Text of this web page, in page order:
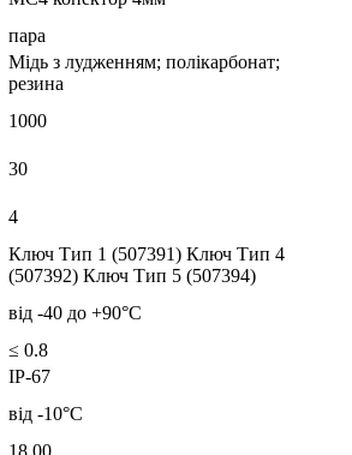
пара
Мідь з лудженням; полікарбонат;
резина
1000
30
4
Ключ Тип 1 (507391) Ключ Тип 4
(507392) Ключ Тип 5 (507394)
від -40 до +90°С
≤ 0.8
IP-67
від -10°С
18.00